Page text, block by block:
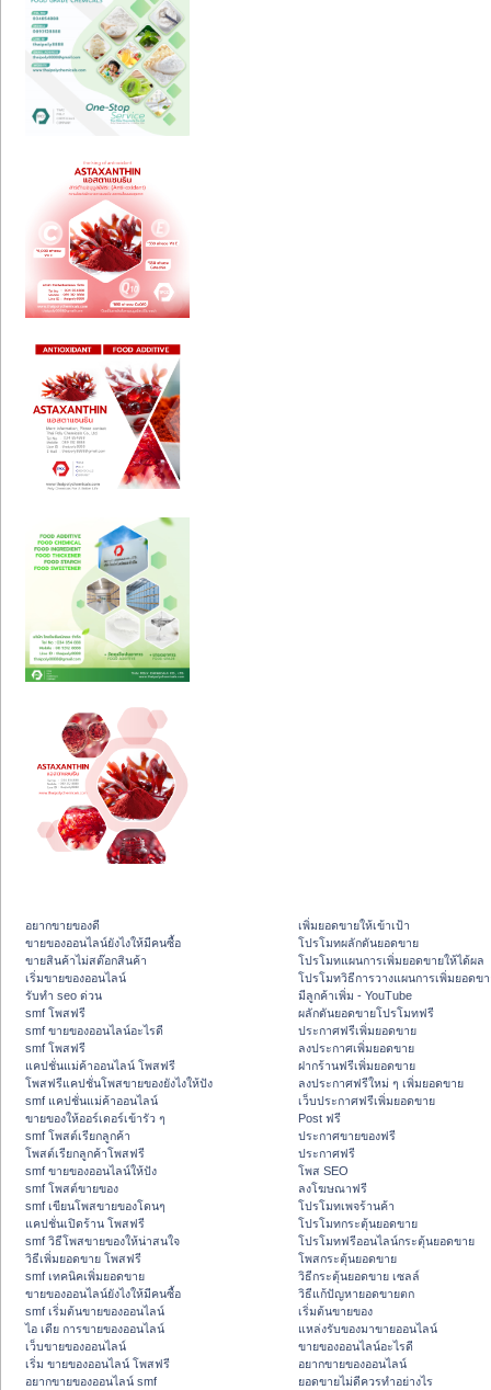
อยากขายของดี
ขายของออนไลน์ยังไงให้มีคนซื้อ
ขายสินค้าไม่สต๊อกสินค้า
เริ่มขายของออนไลน์
รับทำ seo ด่วน
smf โพสฟรี
smf ขายของออนไลน์อะไรดี
smf โพสฟรี
แคปชั่นแม่ค้าออนไลน์ โพสฟรี
โพสฟรีแคปชั่นโพสขายของยังไงให้ปัง
smf แคปชั่นแม่ค้าออนไลน์
ขายของให้ออร์เดอร์เข้ารัว ๆ
smf โพสต์เรียกลูกค้า
โพสต์เรียกลูกค้าโพสฟรี
smf ขายของออนไลน์ให้ปัง
smf โพสต์ขายของ
smf เขียนโพสขายของโดนๆ
แคปชั่นเปิดร้าน โพสฟรี
smf วิธีโพสขายของให้น่าสนใจ
วิธีเพิ่มยอดขาย โพสฟรี
smf เทคนิคเพิ่มยอดขาย
ขายของออนไลน์ยังไงให้มีคนซื้อ
smf เริ่มต้นขายของออนไลน์
ไอ เดีย การขายของออนไลน์
เว็บขายของออนไลน์
เริ่ม ขายของออนไลน์ โพสฟรี
อยากขายของออนไลน์ smf
เพิ่มยอดขายให้เข้าเป้า
โปรโมทผลักดันยอดขาย
โปรโมทแผนการเพิ่มยอดขายให้ได้ผล
โปรโมทวิธีการวางแผนการเพิ่มยอดข
มีลูกค้าเพิ่ม - YouTube
ผลักดันยอดขายโปรโมทฟรี
ประกาศฟรีเพิ่มยอดขาย
ลงประกาศเพิ่มยอดขาย
ฝากร้านฟรีเพิ่มยอดขาย
ลงประกาศฟรีใหม่ ๆ เพิ่มยอดขาย
เว็บประกาศฟรีเพิ่มยอดขาย
Post ฟรี
ประกาศขายของฟรี
ประกาศฟรี
โพส SEO
ลงโฆษณาฟรี
โปรโมทเพจร้านค้า
โปรโมทกระตุ้นยอดขาย
โปรโมทฟรีออนไลน์กระตุ้นยอดขาย
โพสกระตุ้นยอดขาย
วิธีกระตุ้นยอดขาย เซลล์
วิธีแก้ปัญหายอดขายตก
เริ่มต้นขายของ
แหล่งรับของมาขายออนไลน์
ขายของออนไลน์อะไรดี
อยากขายของออนไลน์
ยอดขายไม่ดีควรทำอย่างไร